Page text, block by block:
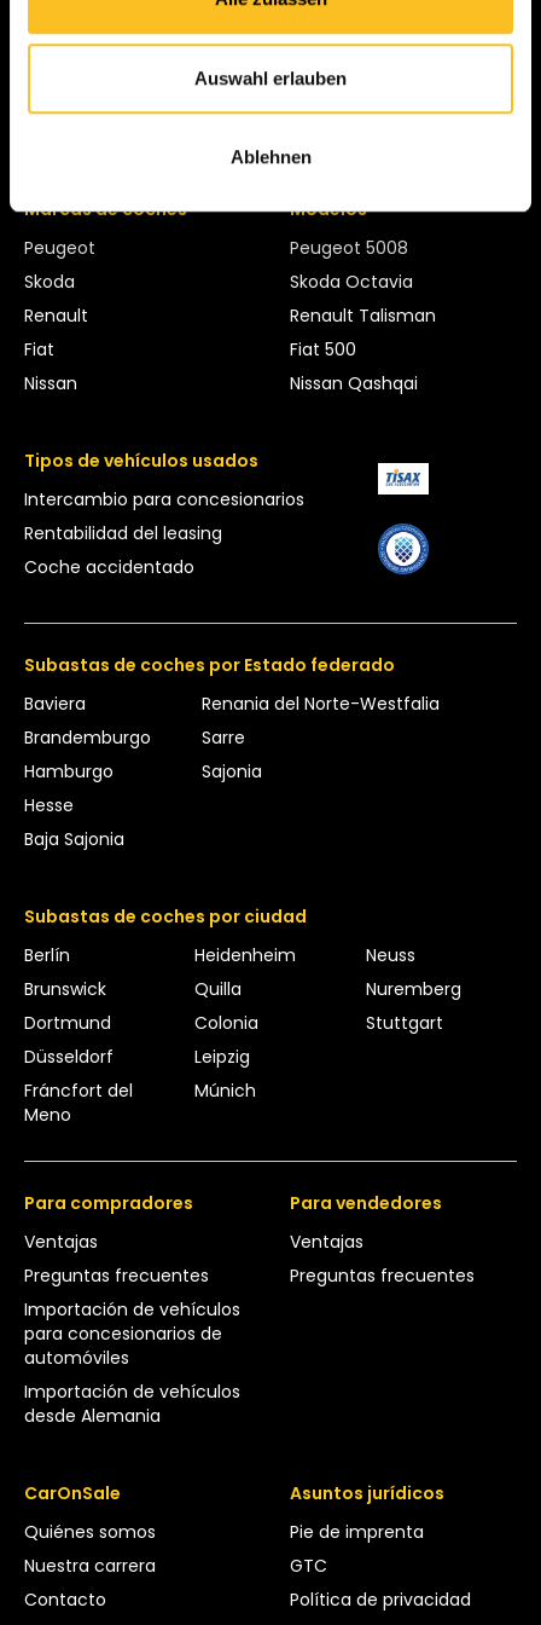
Auswahl erlauben
Ablehnen
Ford Focus
Ford Transit
Volvo XC40
Volvo V60
Volvo S60
Marcas de coches
Peugeot
Skoda
Renault
Fiat
Nissan
Modelos
Peugeot 5008
Skoda Octavia
Renault Talisman
Fiat 500
Nissan Qashqai
Tipos de vehículos usados
Intercambio para concesionarios
Rentabilidad del leasing
Coche accidentado
Subastas de coches por Estado federado
Baviera
Brandemburgo
Hamburgo
Hesse
Baja Sajonia
Renania del Norte-Westfalia
Sarre
Sajonia
Subastas de coches por ciudad
Berlín
Brunswick
Dortmund
Düsseldorf
Fráncfort del
Meno
Heidenheim
Quilla
Colonia
Leipzig
Múnich
Neuss
Nuremberg
Stuttgart
Para compradores
Ventajas
Preguntas frecuentes
Importación de vehículos
para concesionarios de
automóviles
Importación de vehículos
desde Alemania
Para vendedores
Ventajas
Preguntas frecuentes
CarOnSale
Quiénes somos
Nuestra carrera
Contacto
Asuntos jurídicos
Pie de imprenta
GTC
Política de privacidad